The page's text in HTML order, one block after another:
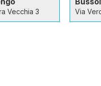
Vecchia 3 Via